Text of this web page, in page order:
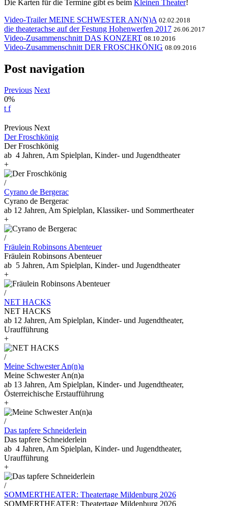
Die Karten für die Termine gibt es beim Kleinen Theater!
Video-Trailer MEINE SCHWESTER AN(N)A 02.02.2018
die theaterachse auf der Festung Hohenwerfen 2017 26.06.2017
Video-Zusammenschnitt DAS KONZERT 08.10.2016
Video-Zusammenschnitt DER FROSCHKÖNIG 08.09.2016
Post navigation
Previous Next
0%
t f
Previous Next
Der Froschkönig
Der Froschkönig
ab 4 Jahren, Am Spielplan, Kinder- und Jugendtheater
+
/
Cyrano de Bergerac
Cyrano de Bergerac
ab 12 Jahren, Am Spielplan, Klassiker- und Sommertheater
+
/
Fräulein Robinsons Abenteuer
Fräulein Robinsons Abenteuer
ab 5 Jahren, Am Spielplan, Kinder- und Jugendtheater
+
/
NET HACKS
NET HACKS
ab 12 Jahren, Am Spielplan, Kinder- und Jugendtheater,
Uraufführung
+
/
Meine Schwester An(n)a
Meine Schwester An(n)a
ab 13 Jahren, Am Spielplan, Kinder- und Jugendtheater,
Österreichische Erstaufführung
+
/
Das tapfere Schneiderlein
Das tapfere Schneiderlein
ab 4 Jahren, Am Spielplan, Kinder- und Jugendtheater,
Uraufführung
+
/
SOMMERTHEATER: Theatertage Mildenburg 2026
SOMMERTHEATER: Theatertage Mildenburg 2026